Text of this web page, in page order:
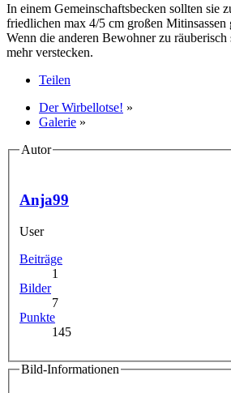
In einem Gemeinschaftsbecken sollten sie
friedlichen max 4/5 cm großen Mitinsassen
Wenn die anderen Bewohner zu räuberisch
mehr verstecken.
Teilen
Der Wirbellotse! »
Galerie »
Autor
Anja99
User
Beiträge
1
Bilder
7
Punkte
145
Bild-Informationen